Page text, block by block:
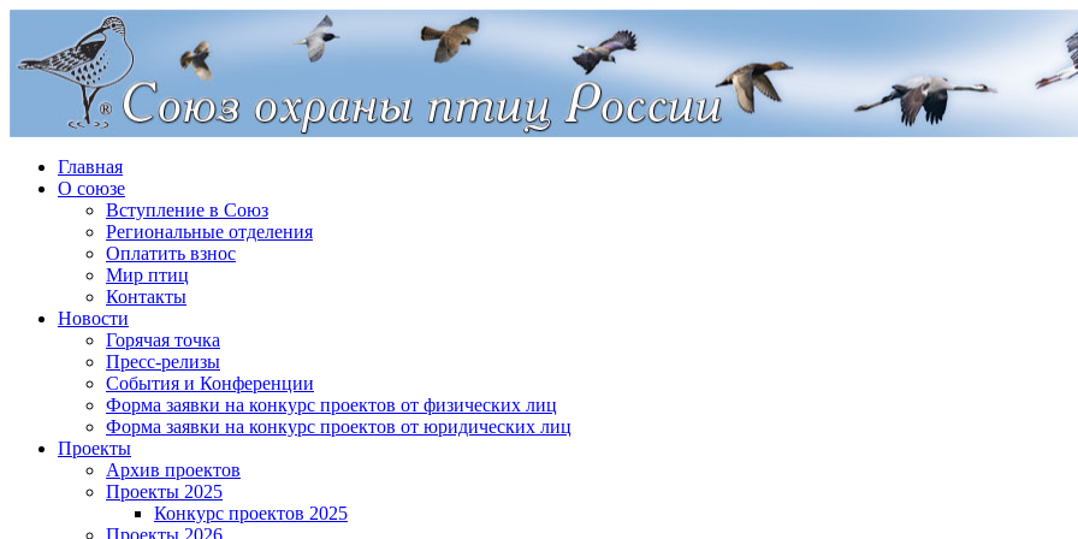
Главная
О союзе
Вступление в Союз
Региональные отделения
Оплатить взнос
Мир птиц
Контакты
Новости
Горячая точка
Пресс-релизы
События и Конференции
Форма заявки на конкурс проектов от физических лиц
Форма заявки на конкурс проектов от юридических лиц
Проекты
Архив проектов
Проекты 2025
Конкурс проектов 2025
Проекты 2026